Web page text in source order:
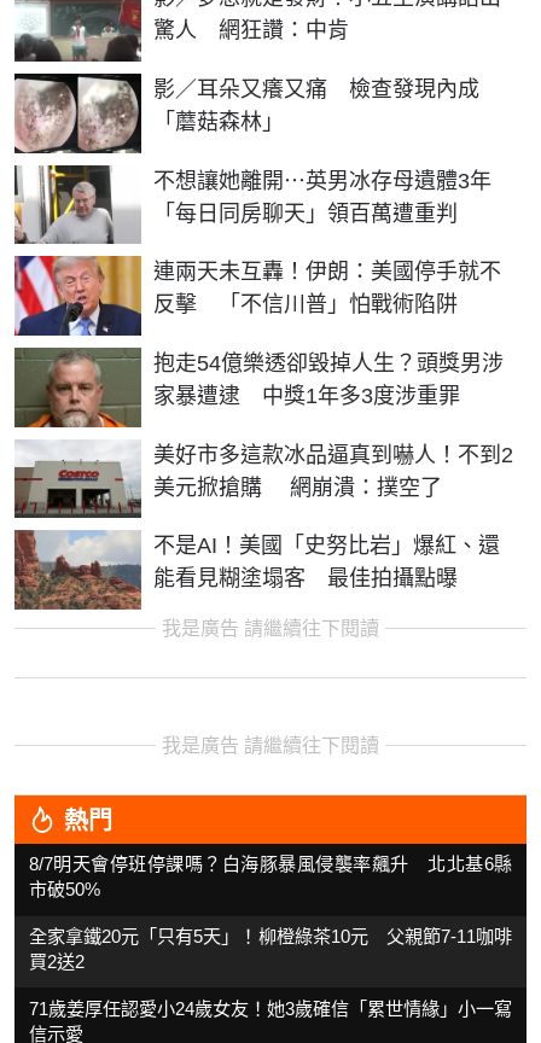
驚人 網狂讚：中肯
影／耳朵又癢又痛 檢查發現內成
「蘑菇森林」
不想讓她離開⋯英男冰存母遺體3年
「每日同房聊天」領百萬遭重判
連兩天未互轟！伊朗：美國停手就不
反擊 「不信川普」怕戰術陷阱
抱走54億樂透卻毀掉人生？頭獎男涉
家暴遭逮 中獎1年多3度涉重罪
美好市多這款冰品逼真到嚇人！不到2
美元掀搶購 網崩潰：撲空了
不是AI！美國「史努比岩」爆紅、還
能看見糊塗塌客 最佳拍攝點曝
我是廣告 請繼續往下閱讀
我是廣告 請繼續往下閱讀
熱門
8/7明天會停班停課嗎？白海豚暴風侵襲率飆升 北北基6縣
市破50%
全家拿鐵20元「只有5天」！柳橙綠茶10元 父親節7-11咖啡
買2送2
71歲姜厚任認愛小24歲女友！她3歲確信「累世情緣」小一寫
信示愛